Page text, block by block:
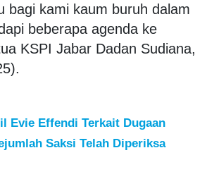
bagi kami kaum buruh dalam
beberapa agenda ke
KSPI Jabar Dadan Sudiana,
Evie Effendi Terkait Dugaan
Saksi Telah Diperiksa